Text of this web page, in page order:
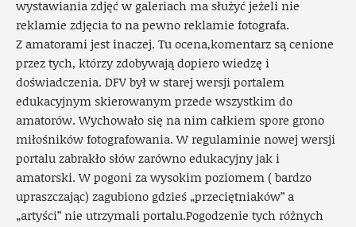
wystawiania zdjęć w galeriach ma służyć jeżeli nie
reklamie zdjęcia to na pewno reklamie fotografa.
Z amatorami jest inaczej. Tu ocena,komentarz są cenione
przez tych, którzy zdobywają dopiero wiedzę i
doświadczenia. DFV był w starej wersji portalem
edukacyjnym skierowanym przede wszystkim do
amatorów. Wychowało się na nim całkiem spore grono
miłośników fotografowania. W regulaminie nowej wersji
portalu zabrakło słów zarówno edukacyjny jak i
amatorski. W pogoni za wysokim poziomem ( bardzo
upraszczając) zagubiono gdzieś „przeciętniaków” a
„artyści” nie utrzymali portalu.Pogodzenie tych różnych